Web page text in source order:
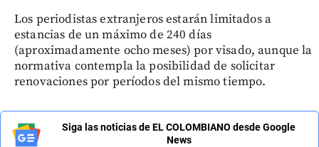
Los periodistas extranjeros estarán limitados a
estancias de un máximo de 240 días
(aproximadamente ocho meses) por visado, aunque la
normativa contempla la posibilidad de solicitar
renovaciones por períodos del mismo tiempo.
Siga las noticias de EL COLOMBIANO desde Google
News